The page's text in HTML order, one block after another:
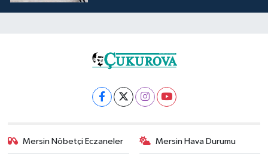
Mersin Nöbetçi Eczaneler Mersin Hava Durumu